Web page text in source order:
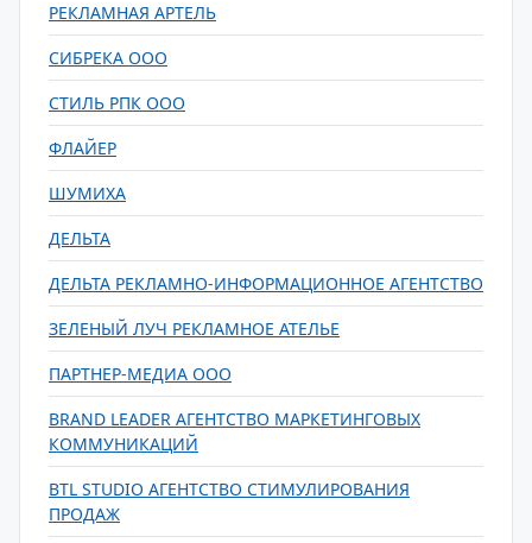
РЕКЛАМНАЯ АРТЕЛЬ
СИБРЕКА ООО
СТИЛЬ РПК ООО
ФЛАЙЕР
ШУМИХА
ДЕЛЬТА
ДЕЛЬТА РЕКЛАМНО-ИНФОРМАЦИОННОЕ АГЕНТСТВО
ЗЕЛЕНЫЙ ЛУЧ РЕКЛАМНОЕ АТЕЛЬЕ
ПАРТНЕР-МЕДИА ООО
BRAND LEADER АГЕНТСТВО МАРКЕТИНГОВЫХ
КОММУНИКАЦИЙ
BTL STUDIO АГЕНТСТВО СТИМУЛИРОВАНИЯ
ПРОДАЖ